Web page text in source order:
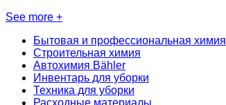
See more +
Бытовая и профессиональная химия
Строительная химия
Автохимия Bähler
Инвентарь для уборки
Техника для уборки
Расходные материалы